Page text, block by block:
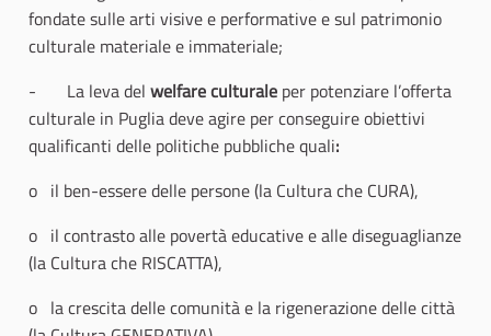
fondate sulle arti visive e performative e sul patrimonio
culturale materiale e immateriale;
- La leva del welfare culturale per potenziare l’offerta
culturale in Puglia deve agire per conseguire obiettivi
qualificanti delle politiche pubbliche quali:
o il ben-essere delle persone (la Cultura che CURA),
o il contrasto alle povertà educative e alle diseguaglianze
(la Cultura che RISCATTA),
o la crescita delle comunità e la rigenerazione delle città